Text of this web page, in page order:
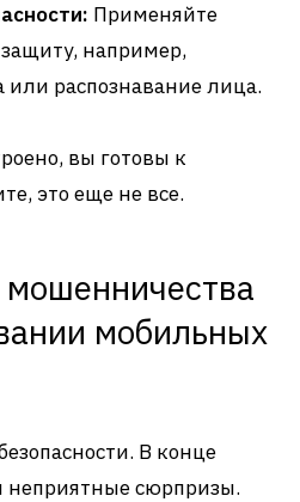
Применяйте
например,
или распознавание лица.
вы готовы к
это еще не все.
мобильных
В конце
сюрпризы.